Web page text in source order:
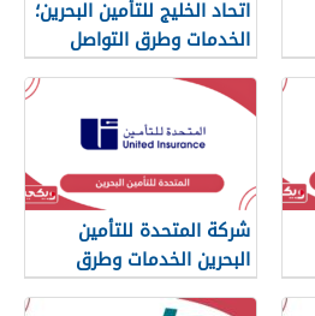
اتحاد الخليج للتأمين البحرين؛
الخدمات وطرق التواصل
شركة المتحدة للتأمين
البحرين الخدمات وطرق
التواصل